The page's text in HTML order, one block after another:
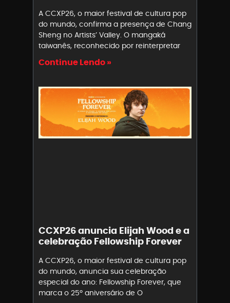
A CCXP26, o maior festival de cultura pop
do mundo, confirma a presença de Chang
Sheng no Artists’ Valley. O mangaká
taiwanês, reconhecido por reinterpretar
Continue Lendo »
CCXP26 anuncia Elijah Wood e a
celebração Fellowship Forever
A CCXP26, o maior festival de cultura pop
do mundo, anuncia sua celebração
especial do ano: Fellowship Forever, que
marca o 25º aniversário de O